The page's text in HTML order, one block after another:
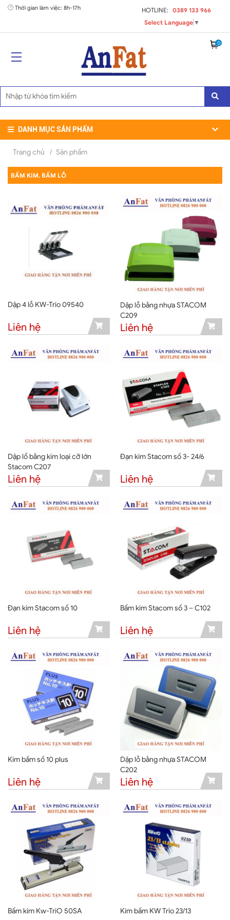
Thời gian làm việc: 8h-17h HOTLINE:
0389 133 966
Select Language ▼
0
DANH MỤC SẢN PHẨM
Trang chủ / Sản phẩm
BẤM KIM, BẤM LỖ
Dập 4 lỗ KW-Trio 09540
Liên hệ
Dập lỗ bằng nhựa STACOM
C209
Liên hệ
Dập lổ bằng kim loại cỡ lớn
Stacom C207
Liên hệ
Đạn kim Stacom số 3- 24/6
Liên hệ
Đạn kim Stacom số 10
Liên hệ
Bấm kim Stacom số 3 – C102
Liên hệ
Kim bấm số 10 plus
Liên hệ
Dập lỗ bằng nhựa STACOM
C202
Liên hệ
Bấm kim Kw-TriO 50SA Kim bấm KW Trio 23/13